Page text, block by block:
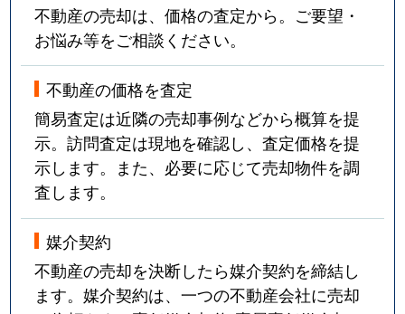
不動産の売却は、価格の査定から。ご要望・
お悩み等をご相談ください。
不動産の価格を査定
簡易査定は近隣の売却事例などから概算を提
示。訪問査定は現地を確認し、査定価格を提
示します。また、必要に応じて売却物件を調
査します。
媒介契約
不動産の売却を決断したら媒介契約を締結し
ます。媒介契約は、一つの不動産会社に売却